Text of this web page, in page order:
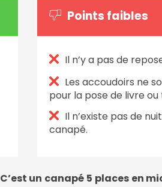
Points faibles
Il n’y a pas de
Les accoudoirs ne
pour la pose de livre ou
Il n’existe pas de
canapé.
C’est un canapé 5 places en